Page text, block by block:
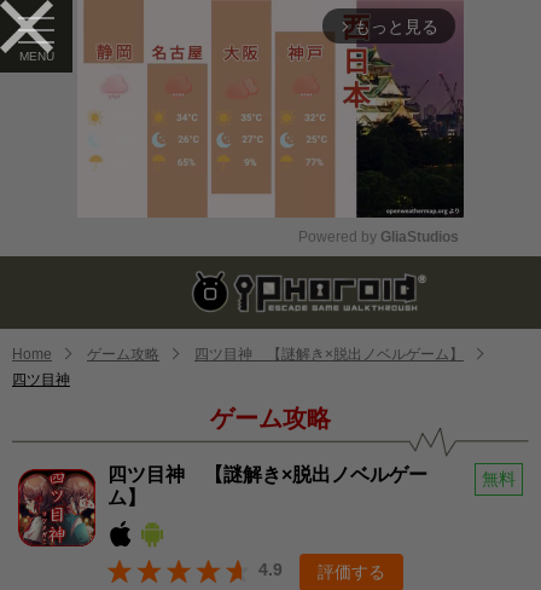
arrow_forward_ios もっと見る
Mute
Powered by GliaStudios
Home ゲーム攻略
四ツ目神 【謎解き×脱出ノベルゲーム】
四ツ目神
ゲーム攻略
四ツ目神 【謎解き×脱出ノベルゲー
ム】
無料
4.9 評価する